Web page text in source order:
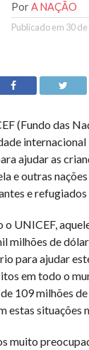
Por A NAÇÃO
Publicado em 30
(Fundo das
internacional
ajudar as
e outras
e refugiados
o UNICEF,
milhões de
para ajudar
em todo o
109 milhões
estas situações
muito